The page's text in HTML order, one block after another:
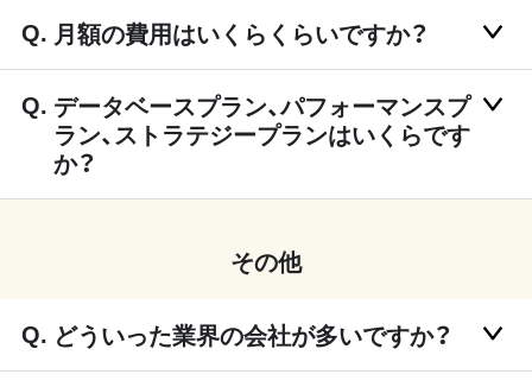
月額の費用はいくらくらいですか？
データベースプラン、パフォーマンスプ
ラン、ストラテジープランはいくらです
か？
その他
どういった業界の会社が多いですか？